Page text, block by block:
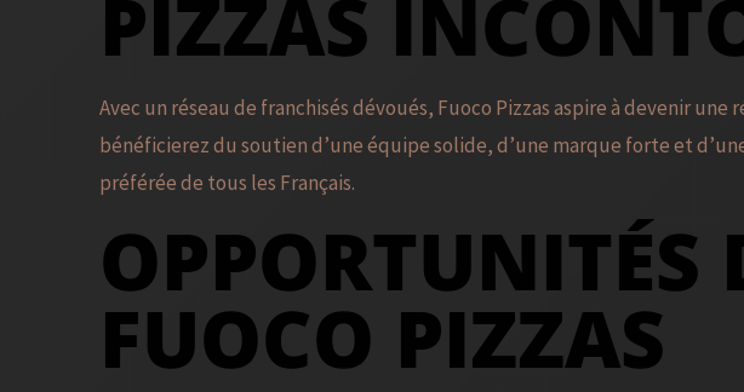
PIZZAS
Avec un réseau de franchisés dévoués, Fuoco Pizzas aspire à devenir
bénéficierez du soutien d’une équipe solide, d’une marque forte et
préférée de tous les Français.
OPPORTUNITÉS
FUOCO PIZZAS